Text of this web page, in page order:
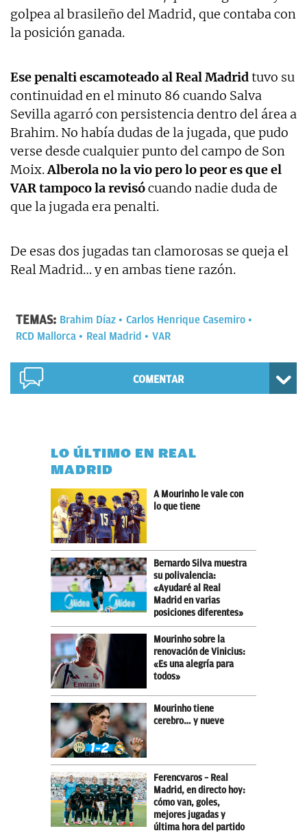
golpea al brasileño del Madrid, que contaba con
la posición ganada.
Ese penalti escamoteado al Real Madridtuvo su
continuidad en el minuto 86 cuando Salva
Sevilla agarró con persistencia dentro del área a
Brahim. No había dudas de la jugada, que pudo
verse desde cualquier punto del campo de Son
Moix.Alberola no la vio pero lo peor es que el
VAR tampoco la revisócuando nadie duda de
que la jugada era penalti.
De esas dos jugadas tan clamorosas se queja el
Real Madrid… y en ambas tiene razón.
TEMAS: Brahim Díaz
Carlos Henrique Casemiro
RCD Mallorca
Real Madrid VAR
COMENTAR
LO ÚLTIMO EN REAL
MADRID
A Mourinho le vale con
lo que tiene
Bernardo Silva muestra
su polivalencia:
«Ayudaré al Real
Madrid en varias
posiciones diferentes»
Mourinho sobre la
renovación de Vinicius:
«Es una alegría para
todos»
Mourinho tiene
cerebro… y nueve
Ferencvaros – Real
Madrid, en directo hoy:
cómo van, goles,
mejores jugadas y
última hora del partido